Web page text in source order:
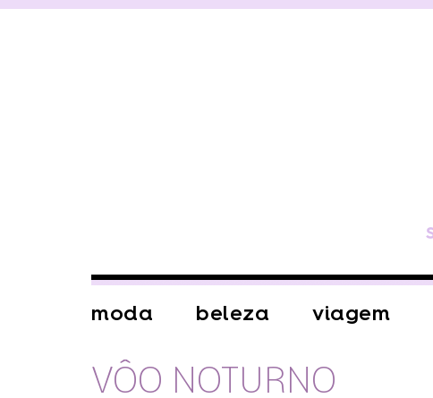
moda beleza viagem
VÔO NOTURNO